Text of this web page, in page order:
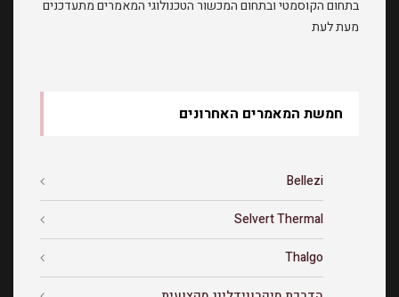
בתחום הקוסמטי ובתחום המכשור הטכנולוגי המאמרים מתעדכנים
מעת לעת
חמשת המאמרים האחרונים
Bellezi
Selvert Thermal
Thalgo